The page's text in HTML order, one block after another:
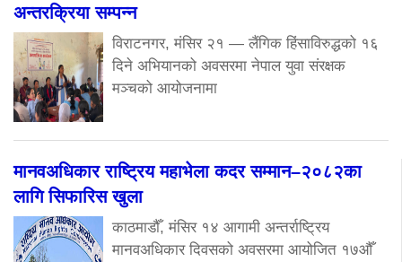
अन्तरक्रिया सम्पन्न
विराटनगर, मंसिर २१ — लैंगिक हिंसाविरुद्धको १६
दिने अभियानको अवसरमा नेपाल युवा संरक्षक
मञ्चको आयोजनामा
मानवअधिकार राष्ट्रिय महाभेला कदर सम्मान–२०८२का
लागि सिफारिस खुला
काठमाडौँ, मंसिर १४ आगामी अन्तर्राष्ट्रिय
मानवअधिकार दिवसको अवसरमा आयोजित १७औँ